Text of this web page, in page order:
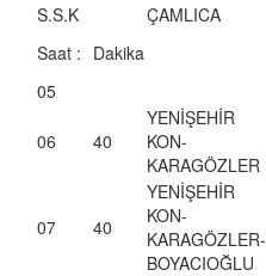
S.S.K
ÇAMLICA
Saat : Dakika
05
06 40
YENİŞEHİR
KON-
KARAGÖZLER
07 40
YENİŞEHİR
KON-
KARAGÖZLER-
BOYACIOĞLU